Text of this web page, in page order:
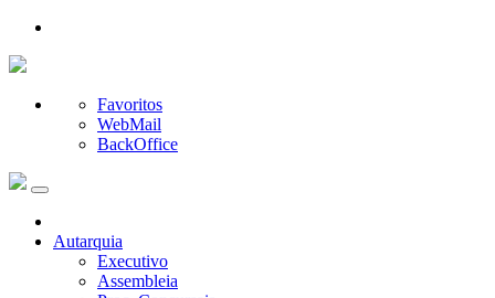
Favoritos
WebMail
BackOffice
Autarquia
Executivo
Assembleia